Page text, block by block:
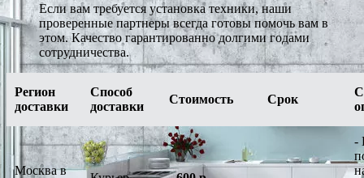
Если вам требуется установка техники, наши
проверенные партнеры всегда готовы помочь вам в
этом. Качество гарантированно долгими годами
сотрудничества.
Регион
доставки
Способ
доставки
Стоимость Срок
Москва в
-